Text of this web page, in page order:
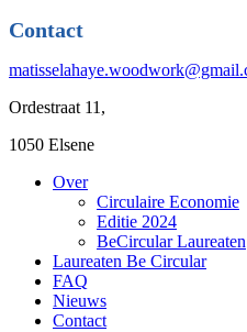
Contact
Ordestraat 11,
1050 Elsene
Over
Circulaire Economie
Editie 2024
BeCircular Laureaten
Laureaten Be Circular
FAQ
Nieuws
Contact